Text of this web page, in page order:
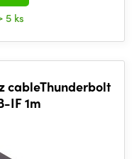
5 ks
cableThunderbolt
IF 1m